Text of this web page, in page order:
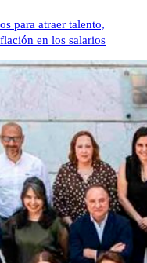
para atraer talento,
en los salarios